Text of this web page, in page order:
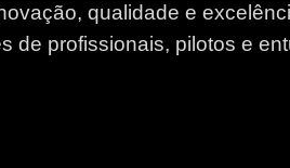
qualidade e
de profissionais, pilotos e